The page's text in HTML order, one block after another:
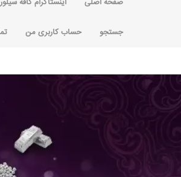
صفحه اصلی اینستاگرام کافه سیلور
جستجو حساب کاربری من